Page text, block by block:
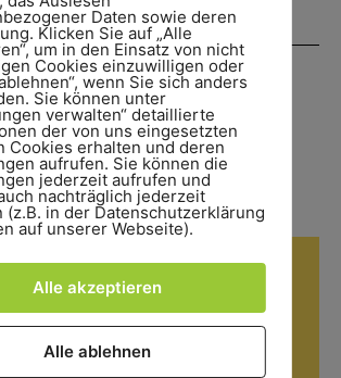
Castle Tickets:
You Need to Know
Daten sowie deren
Klicken Sie auf „Alle
um in den Einsatz von nicht
Cookies einzuwilligen oder
wenn Sie sich anders
Sie können unter
verwalten“ detaillierte
der von uns eingesetzten
Cookies erhalten und deren
aufrufen. Sie können die
jederzeit aufrufen und
nachträglich jederzeit
(z.B. in der Datenschutzerklärung
auf unserer Webseite).
Alle akzeptieren
Alle ablehnen